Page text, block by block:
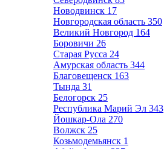
Новодвинск 17
Новгородская область 350
Великий Новгород 164
Боровичи 26
Старая Русса 24
Амурская область 344
Благовещенск 163
Тында 31
Белогорск 25
Республика Марий Эл 343
Йошкар-Ола 270
Волжск 25
Козьмодемьянск 1